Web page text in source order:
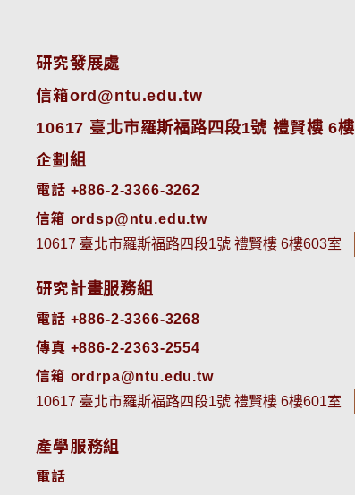
研究發展處
信箱ord@ntu.edu.tw
10617 臺北市羅斯福路四段1號 禮賢樓 6樓
企劃組
電話 +886-2-3366-3262
信箱 ordsp@ntu.edu.tw
10617 臺北市羅斯福路四段1號 禮賢樓 6樓603室
研究計畫服務組
電話 +886-2-3366-3268
傳真 +886-2-2363-2554
信箱 ordrpa@ntu.edu.tw
10617 臺北市羅斯福路四段1號 禮賢樓 6樓601室
產學服務組
電話